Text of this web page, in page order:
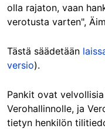
olla rajaton, vaan
verotusta varten",
Tästä säädetään
versio).
Pankit ovat
Verohallinnolle, ja
tietyn henkilön